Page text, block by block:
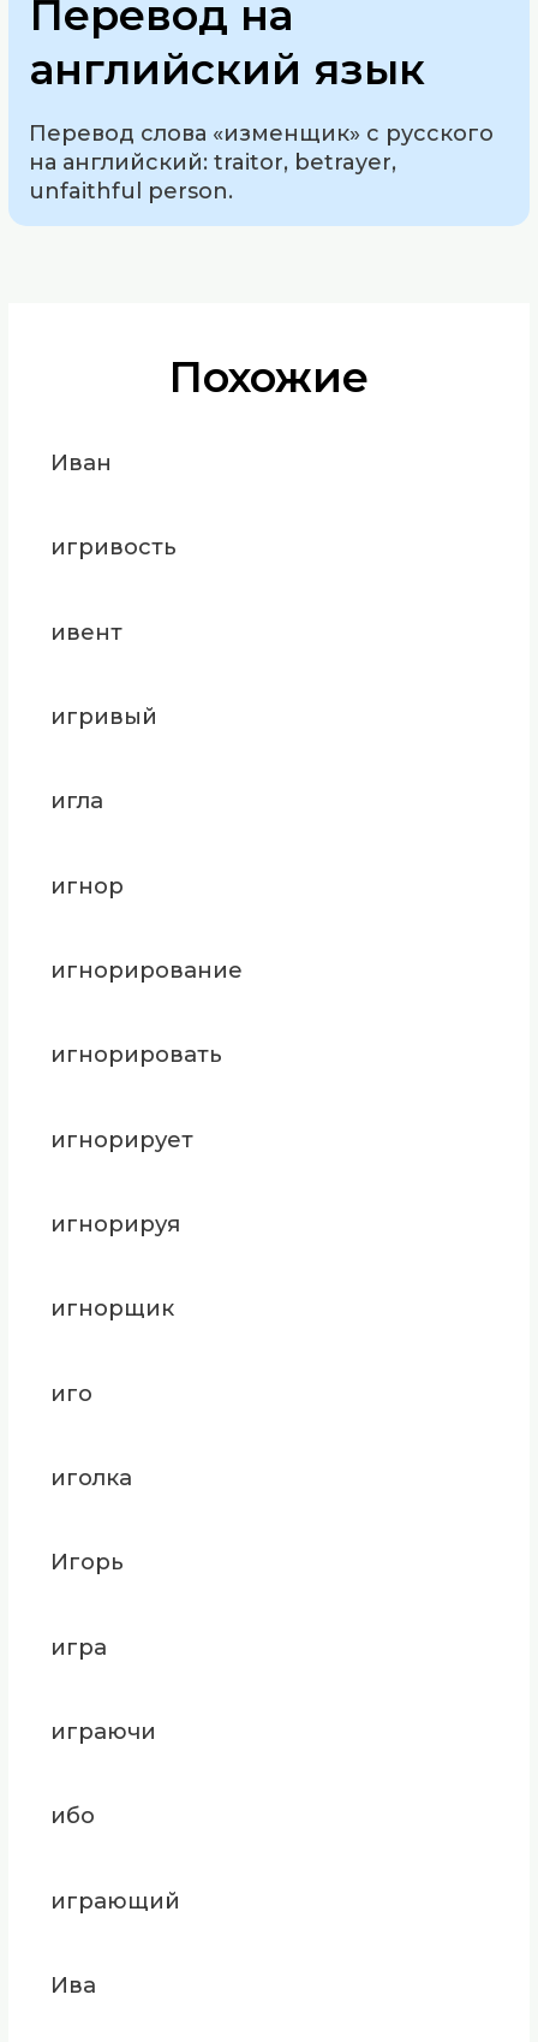
Перевод на
английский язык
Перевод слова «изменщик» с русского
на английский: traitor, betrayer,
unfaithful person.
Похожие
Иван
игривость
ивент
игривый
игла
игнор
игнорирование
игнорировать
игнорирует
игнорируя
игнорщик
иго
иголка
Игорь
игра
играючи
ибо
играющий
Ива